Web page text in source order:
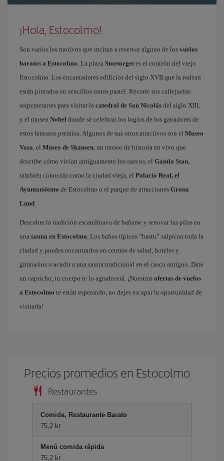
¡Hola, Estocolmo!
Son varios los motivos que incitan a reservar alguno de los vuelos
baratos a Estocolmo. La plaza Stortorget es el corazón del viejo
Estocolmo. Los encantadores edificios del siglo XVII que la rodean
están pintados en sencillos tonos pastel. Recorre sus callejuelas
serpenteantes para visitar la catedral de San Nicolás del siglo XIII,
y el museo Nobel donde se celebran los logros de los ganadores de
estos famosos premios. Algunos de sus otros atractivos son el Museo
Vasa, el Museo de Skansen, un museo de historia en vivo que
describe cómo vivían antiguamente los suecos, el Gamla Stan,
también conocida como la ciudad vieja, el Palacio Real, el
Ayuntamiento de Estocolmo o el parque de atracciones Grona
Lund.
Descubre la tradición escandinava de bañarse y renovar las pilas en
una sauna en Estocolmo. Los baños típicos “bastu” salpican toda la
ciudad y puedes encontrarlos en centros de salud, hoteles y
gimnasios o acudir a una sauna tradicional en el casco antiguo. Date
un capricho; tu cuerpo te lo agradecerá. ¡Nuestras ofertas de vuelos
a Estocolmo te están esperando, no dejes escapar la oportunidad de
visitarla!
Precios promedios en Estocolmo
Restaurantes
Comida, Restaurante Barato
75,2 kr
Menú comida rápida
75,2 kr